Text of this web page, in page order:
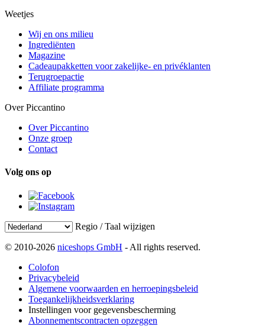
Weetjes
Wij en ons milieu
Ingrediënten
Magazine
Cadeaupakketten voor zakelijke- en privéklanten
Terugroepactie
Affiliate programma
Over Piccantino
Over Piccantino
Onze groep
Contact
Volg ons op
Regio / Taal wijzigen
© 2010-2026 niceshops GmbH - All rights reserved.
Colofon
Privacybeleid
Algemene voorwaarden en herroepingsbeleid
Toegankelijkheidsverklaring
Instellingen voor gegevensbescherming
Abonnementscontracten opzeggen